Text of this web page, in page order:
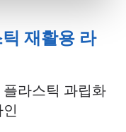
재활용 라
라스틱 과립화